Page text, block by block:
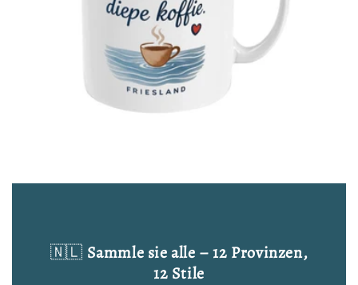
🇳🇱 Sammle sie alle – 12 Provinzen,
12 Stile